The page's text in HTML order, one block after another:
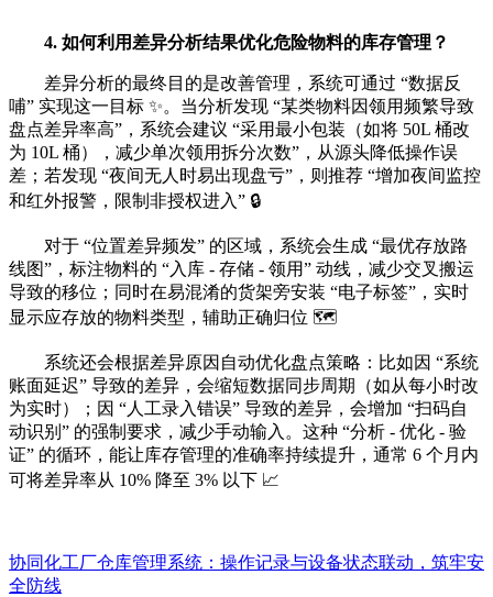
4. 如何利用差异分析结果优化危险物料的库存管理？
差异分析的最终目的是改善管理，系统可通过 “数据反
哺” 实现这一目标 ✨。当分析发现 “某类物料因领用频繁导致
盘点差异率高”，系统会建议 “采用最小包装（如将 50L 桶改
为 10L 桶），减少单次领用拆分次数”，从源头降低操作误
差；若发现 “夜间无人时易出现盘亏”，则推荐 “增加夜间监控
和红外报警，限制非授权进入” 🔒
对于 “位置差异频发” 的区域，系统会生成 “最优存放路
线图”，标注物料的 “入库 - 存储 - 领用” 动线，减少交叉搬运
导致的移位；同时在易混淆的货架旁安装 “电子标签”，实时
显示应存放的物料类型，辅助正确归位 🗺️
系统还会根据差异原因自动优化盘点策略：比如因 “系统
账面延迟” 导致的差异，会缩短数据同步周期（如从每小时改
为实时）；因 “人工录入错误” 导致的差异，会增加 “扫码自
动识别” 的强制要求，减少手动输入。这种 “分析 - 优化 - 验
证” 的循环，能让库存管理的准确率持续提升，通常 6 个月内
可将差异率从 10% 降至 3% 以下 📈
协同化工厂仓库管理系统：操作记录与设备状态联动，筑牢安
全防线